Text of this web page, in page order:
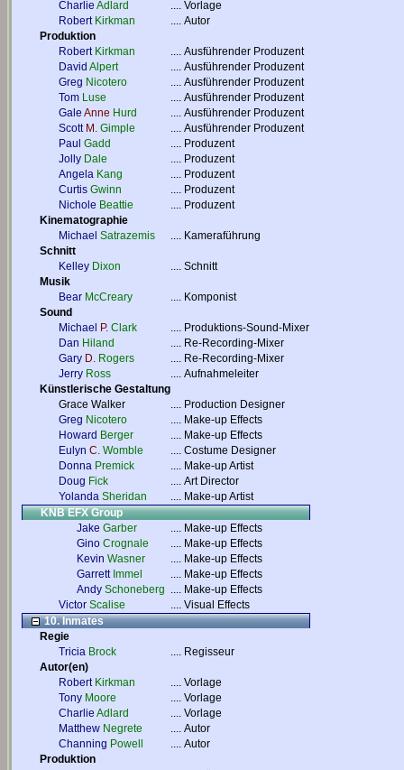
Charlie Adlard .... Vorlage
Robert Kirkman .... Autor
Produktion
Robert Kirkman .... Ausführender Produzent
David Alpert .... Ausführender Produzent
Greg Nicotero .... Ausführender Produzent
Tom Luse .... Ausführender Produzent
Gale Anne Hurd .... Ausführender Produzent
Scott M. Gimple .... Ausführender Produzent
Paul Gadd .... Produzent
Jolly Dale .... Produzent
Angela Kang .... Produzent
Curtis Gwinn .... Produzent
Nichole Beattie .... Produzent
Kinematographie
Michael Satrazemis .... Kameraführung
Schnitt
Kelley Dixon .... Schnitt
Musik
Bear McCreary .... Komponist
Sound
Michael
P. Clark .... Produktions-Sound-Mixer
Dan Hiland .... Re-Recording-Mixer
Gary D. Rogers .... Re-Recording-Mixer
Jerry Ross .... Aufnahmeleiter
Künstlerische Gestaltung
Grace Walker
.... Production Designer
Greg Nicotero .... Make-up Effects
Howard Berger .... Make-up Effects
Eulyn C. Womble .... Costume Designer
Donna Premick .... Make-up Artist
Doug Fick .... Art Director
Yolanda Sheridan .... Make-up Artist
KNB EFX Group
Jake Garber .... Make-up Effects
Gino Crognale .... Make-up Effects
Kevin Wasner .... Make-up Effects
Garrett Immel .... Make-up Effects
Andy Schoneberg .... Make-up Effects
Victor Scalise .... Visual Effects
10. Inmates
Regie
Tricia Brock .... Regisseur
Autor(en)
Robert Kirkman .... Vorlage
Tony Moore .... Vorlage
Charlie Adlard .... Vorlage
Matthew Negrete .... Autor
Channing Powell .... Autor
Produktion